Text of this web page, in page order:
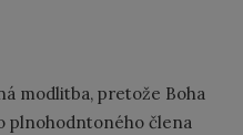
modlitba, pretože Boha
plnohodntoného člena